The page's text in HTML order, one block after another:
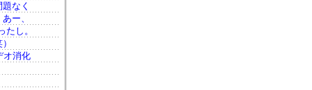
なく
ー、
し。
オ消化